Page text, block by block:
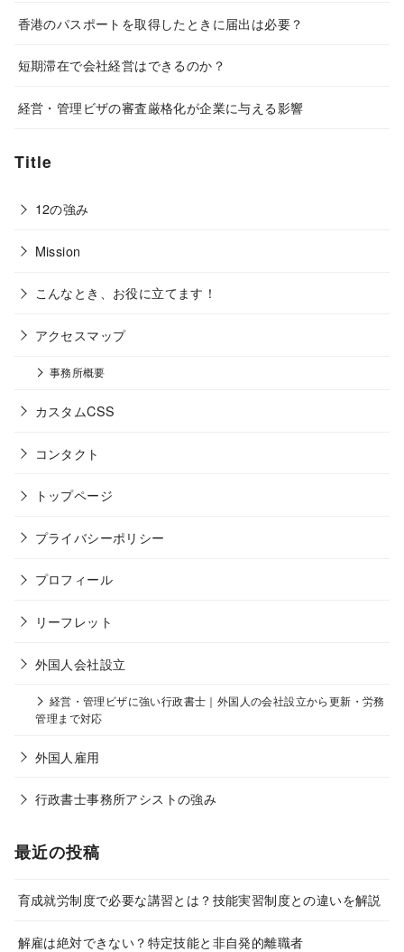
香港のパスポートを取得したときに届出は必要？
短期滞在で会社経営はできるのか？
経営・管理ビザの審査厳格化が企業に与える影響
Title
12の強み
Mission
こんなとき、お役に立てます！
アクセスマップ
事務所概要
カスタムCSS
コンタクト
トップページ
プライバシーポリシー
プロフィール
リーフレット
外国人会社設立
経営・管理ビザに強い行政書士｜外国人の会社設立から更新・労務
管理まで対応
外国人雇用
行政書士事務所アシストの強み
最近の投稿
育成就労制度で必要な講習とは？技能実習制度との違いを解説
解雇は絶対できない？特定技能と非自発的離職者